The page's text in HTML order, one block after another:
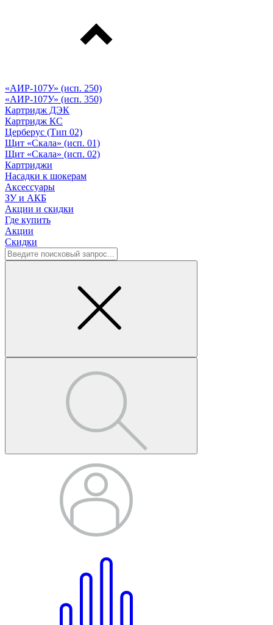
«АИР-107У» (исп. 250)
«АИР-107У» (исп. 350)
Картридж ДЭК
Картридж КС
Церберус (Тип 02)
Щит «Скала» (исп. 01)
Щит «Скала» (исп. 02)
Картриджи
Насадки к шокерам
Аксессуары
ЗУ и АКБ
Акции и скидки
Где купить
Акции
Скидки